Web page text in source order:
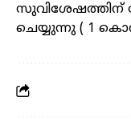
സുവിശേഷത്തിന്
ചെയ്യുന്നു ( 1